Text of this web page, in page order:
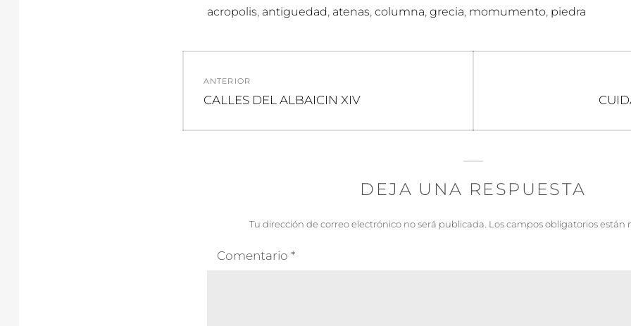
acropolis, antiguedad, atenas, columna, grecia, momumento, piedra
de
entradas
ANTERIOR
Entrada
CALLES DEL ALBAICIN XIV
DEJA UNA RESPUESTA
Tu dirección de correo electrónico no será publicada. Los campos obligatorios están
Comentario *